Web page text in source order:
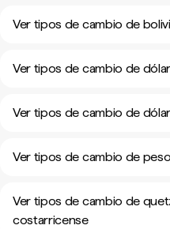
Ver tipos de cambio de
Ver tipos de cambio de
Ver tipos de cambio de
Ver tipos de cambio de
Ver tipos de cambio de
costarricense